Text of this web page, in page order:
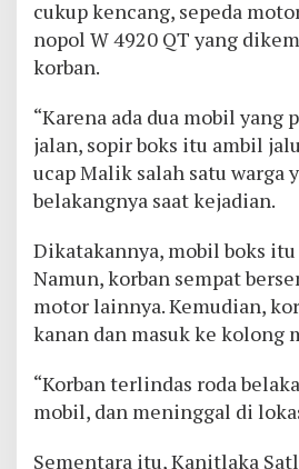
cukup kencang, sepeda
nopol W 4920 QT yang
korban.
“Karena ada dua mobil
jalan, sopir boks itu ambil
ucap Malik salah satu warga
belakangnya saat kejadian.
Dikatakannya, mobil boks
Namun, korban sempat
motor lainnya. Kemudian,
kanan dan masuk ke kolong
“Korban terlindas roda
mobil, dan meninggal di
Sementara itu, Kanitlaka